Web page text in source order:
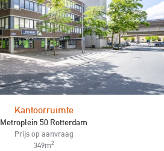
Kantoorruimte
Metroplein 50 Rotterdam
Prijs op aanvraag
349m2